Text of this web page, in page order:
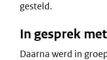
gesteld.
In gesprek
Daarna werd in